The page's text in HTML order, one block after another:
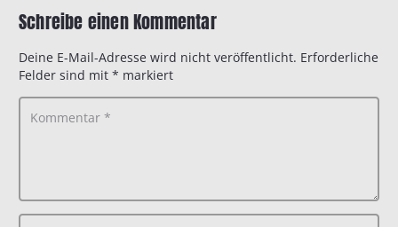
Schreibe einen Kommentar
Deine E-Mail-Adresse wird nicht veröffentlicht. Erforderliche
Felder sind mit * markiert